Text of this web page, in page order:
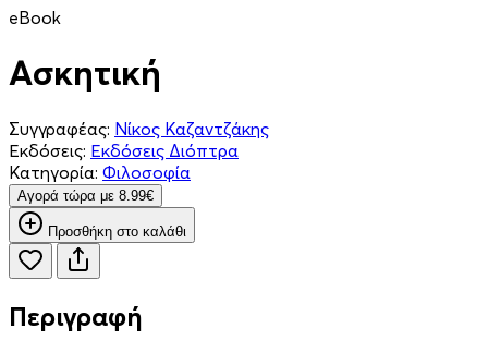
eBook
Ασκητική
Συγγραφέας: Νίκος Καζαντζάκης
Εκδόσεις: Εκδόσεις Διόπτρα
Κατηγορία: Φιλοσοφία
Aγορά τώρα με 8.99€
Προσθήκη στο καλάθι
Περιγραφή